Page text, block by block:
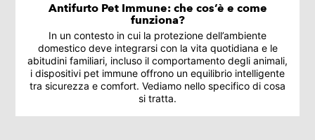
Antifurto Pet Immune: che cos’è e come
funziona?
In un contesto in cui la protezione dell’ambiente
domestico deve integrarsi con la vita quotidiana e le
abitudini familiari, incluso il comportamento degli animali,
i dispositivi pet immune offrono un equilibrio intelligente
tra sicurezza e comfort. Vediamo nello specifico di cosa
si tratta.